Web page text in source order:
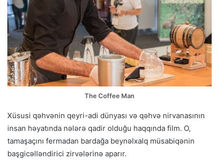
The Coffee Man
Xüsusi qəhvənin qeyri-adi dünyası və qəhvə nirvanasının
insan həyatında nələrə qadir olduğu haqqında film. O,
tamaşaçını fermadan bardağa beynəlxalq müsabiqənin
başgicəlləndirici zirvələrinə aparır.